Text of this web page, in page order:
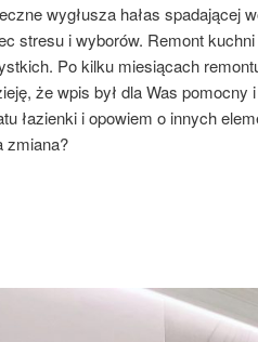
wygłusza hałas spadającej
stresu i wyborów. Remont
Po kilku miesiącach
że wpis był dla Was
łazienki i opowiem o innych
zmiana?